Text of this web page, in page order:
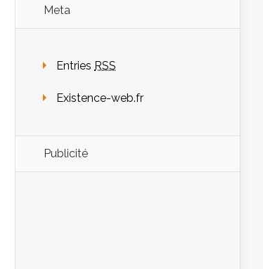
Meta
Entries RSS
Existence-web.fr
Publicité